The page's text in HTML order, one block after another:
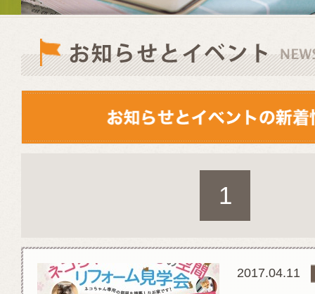
1
2017.04.11